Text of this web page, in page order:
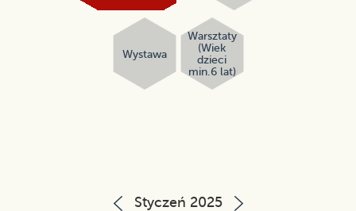
Wystawa
Warsztaty
(Wiek
dzieci
min.6 lat)
Styczeń 2025